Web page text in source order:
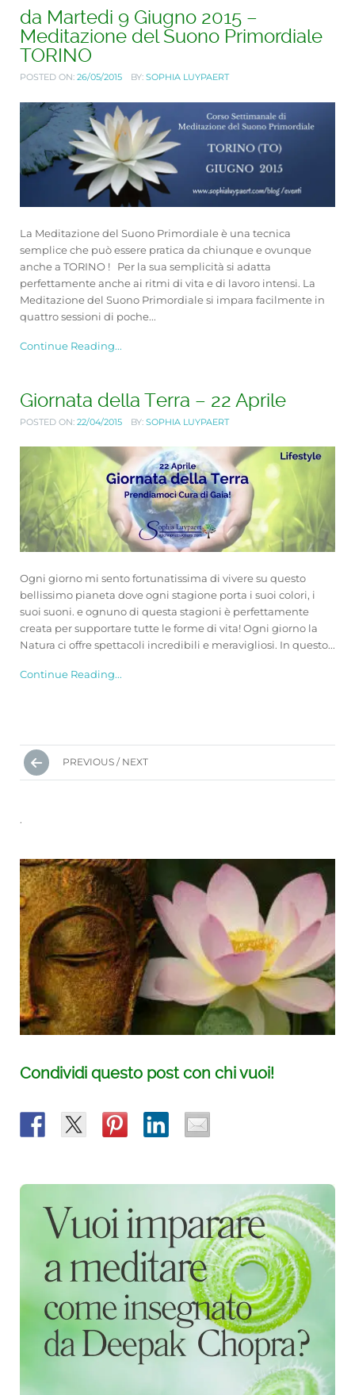
da Martedi 9 Giugno 2015 –
Meditazione del Suono Primordiale
TORINO
POSTED ON: 26/05/2015 BY: SOPHIA LUYPAERT
La Meditazione del Suono Primordiale è una tecnica
semplice che può essere pratica da chiunque e ovunque
anche a TORINO ! Per la sua semplicità si adatta
perfettamente anche ai ritmi di vita e di lavoro intensi. La
Meditazione del Suono Primordiale si impara facilmente in
quattro sessioni di poche...
Continue Reading...
Giornata della Terra – 22 Aprile
POSTED ON: 22/04/2015 BY: SOPHIA LUYPAERT
Ogni giorno mi sento fortunatissima di vivere su questo
bellissimo pianeta dove ogni stagione porta i suoi colori, i
suoi suoni. e ognuno di questa stagioni è perfettamente
creata per supportare tutte le forme di vita! Ogni giorno la
Natura ci offre spettacoli incredibili e meravigliosi. In questo...
Continue Reading...
Posts
navigationPREVIOUS / NEXT
.
Condividi questo post con chi vuoi!